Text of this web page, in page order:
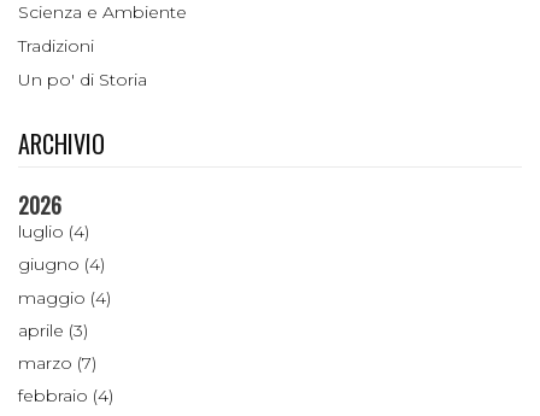
Scienza e Ambiente
Tradizioni
Un po' di Storia
ARCHIVIO
2026
luglio (4)
giugno (4)
maggio (4)
aprile (3)
marzo (7)
febbraio (4)